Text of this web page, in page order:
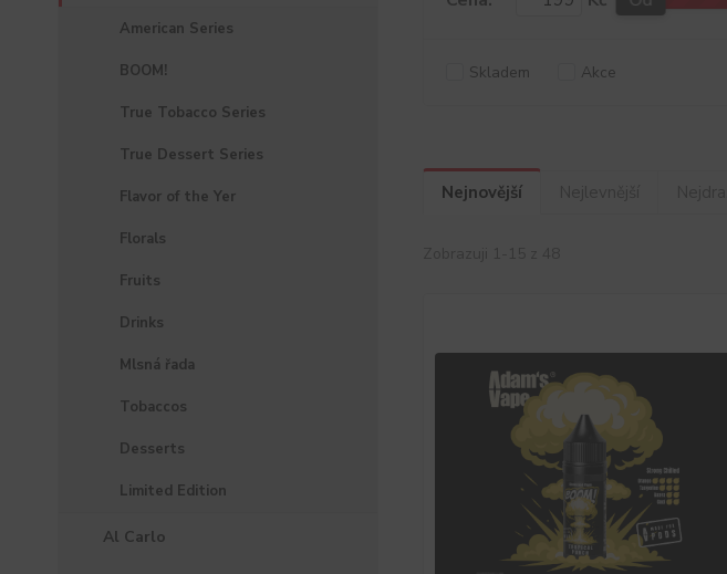
American Series
BOOM!
True Tobacco Series
True Dessert Series
Flavor of the Yer
Florals
Fruits
Drinks
Mlsná řada
Tobaccos
Desserts
Limited Edition
Al Carlo
Skladem Akce
Nejnovější